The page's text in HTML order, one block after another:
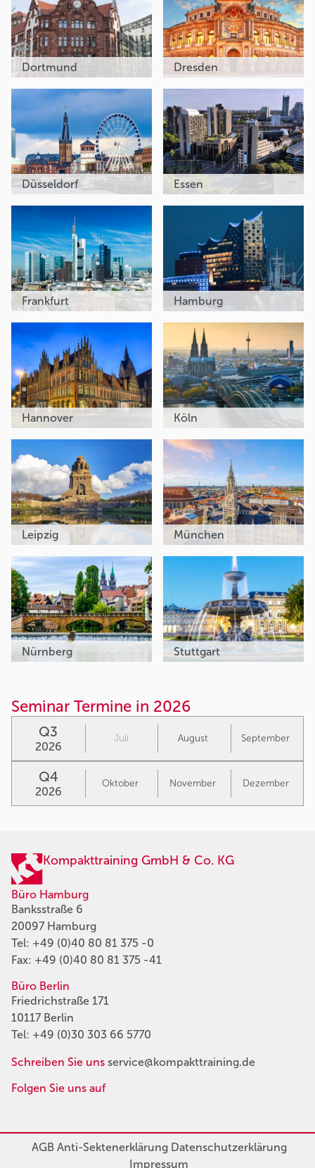
Dortmund Dresden
Düsseldorf Essen
Frankfurt Hamburg
Hannover Köln
Leipzig München
Nürnberg Stuttgart
Seminar Termine in 2026
Q3
2026
Juli August September
Q4
2026
Oktober November Dezember
Kompakttraining GmbH & Co. KG
Büro Hamburg
Banksstraße 6
20097 Hamburg
Tel: +49 (0)40 80 81 375 -0
Fax: +49 (0)40 80 81 375 -41
Büro Berlin
Friedrichstraße 171
10117 Berlin
Tel: +49 (0)30 303 66 5770
Schreiben Sie uns service@kompakttraining.de
Folgen Sie uns auf
AGBAnti-SektenerklärungDatenschutzerklärung
Impressum